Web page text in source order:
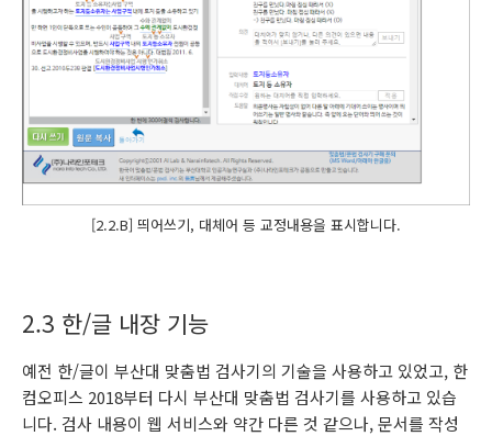
[2.2.B] 띄어쓰기, 대체어 등 교정내용을 표시합니다.
2.3 한/글 내장 기능
예전 한/글이 부산대 맞춤법 검사기의 기술을 사용하고 있었고, 한
컴오피스 2018부터 다시 부산대 맞춤법 검사기를 사용하고 있습
니다. 검사 내용이 웹 서비스와 약간 다른 것 같으나, 문서를 작성